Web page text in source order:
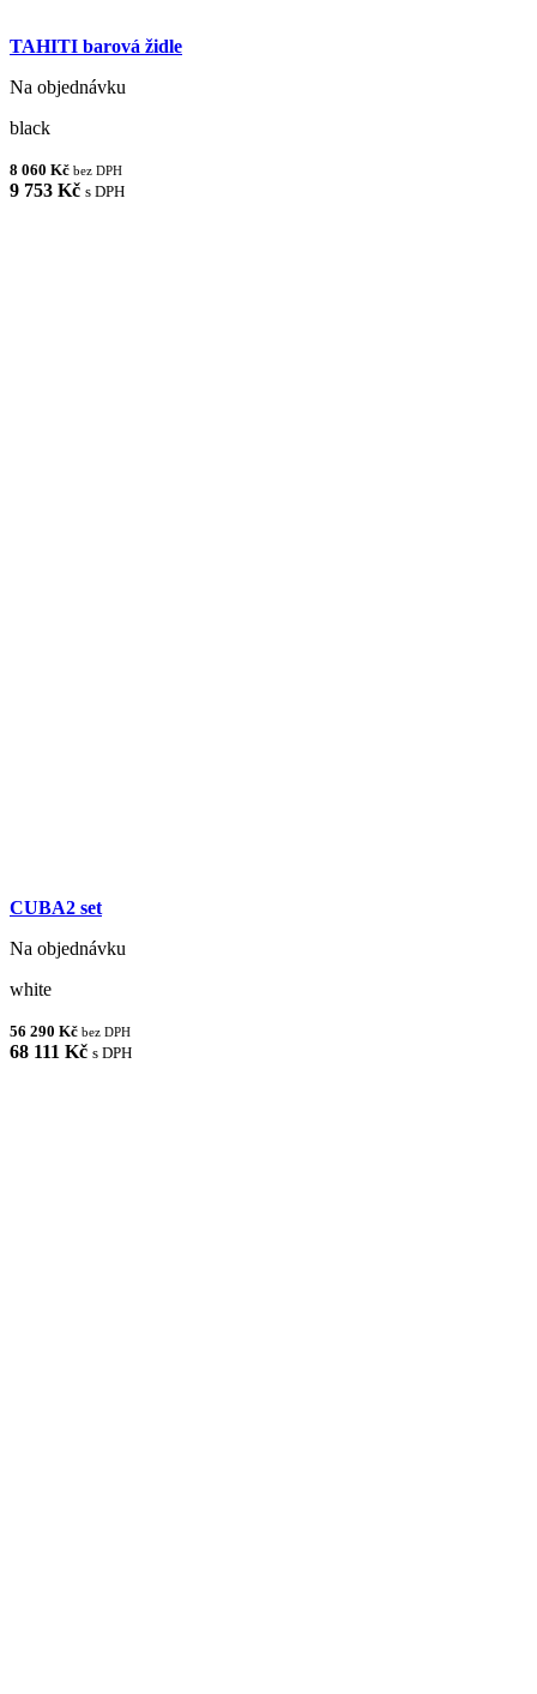
TAHITI barová židle
Na objednávku
black
8 060 Kč bez DPH
9 753 Kč s DPH
CUBA2 set
Na objednávku
white
56 290 Kč bez DPH
68 111 Kč s DPH